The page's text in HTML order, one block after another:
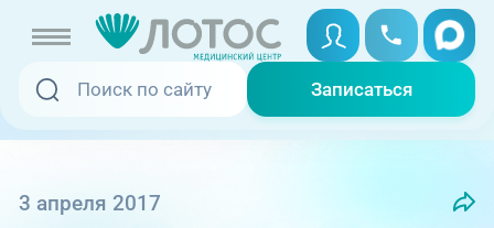
Записаться
Записаться
Записаться онлайн
Вызвать скорую
3 апреля 2017